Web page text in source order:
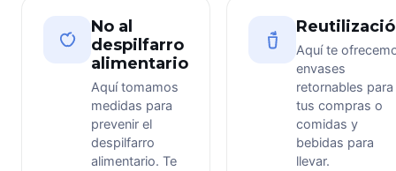
No al
despilfarro
alimentario
Aquí tomamos
medidas para
prevenir el
despilfarro
alimentario. Te
Aquí te
envases
retornables para
tus compras o
comidas y
bebidas para
llevar.